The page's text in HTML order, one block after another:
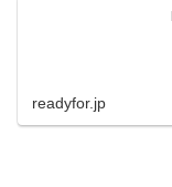
readyfor.jp